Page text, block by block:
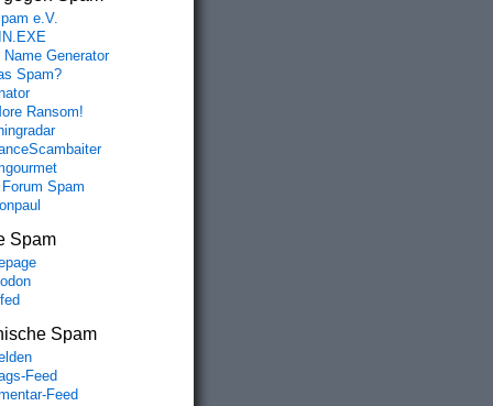
e.V.
Name Generator
Spam?
Ransom!
Spam
Spam
Spam
Feed
Feed